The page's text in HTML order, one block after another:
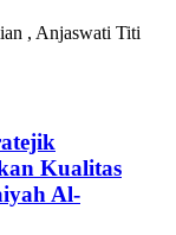
, Anjaswati Titi
Kualitas
Al-